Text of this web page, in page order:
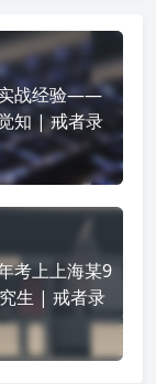
战经验——
知 | 戒者录
考上上海某9
生 | 戒者录